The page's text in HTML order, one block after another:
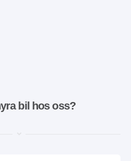
bil hos oss?